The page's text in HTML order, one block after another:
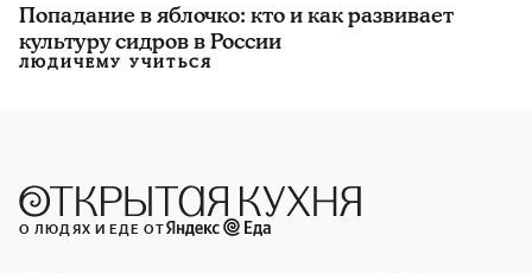
Попадание в яблочко: кто и как развивает
культуру сидров в России
ЛЮДИЧЕМУ УЧИТЬСЯ
О ЛЮДЯХ И ЕДЕ ОТ